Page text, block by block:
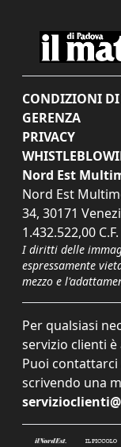
CONDIZIONI DI
GERENZA
PRIVACY
Nord Est
Nord Est
34, 30171
1.432.522,00
I diritti delle
espressamente
mezzo e
Per qualsiasi
servizio clienti
Puoi
scrivendo una